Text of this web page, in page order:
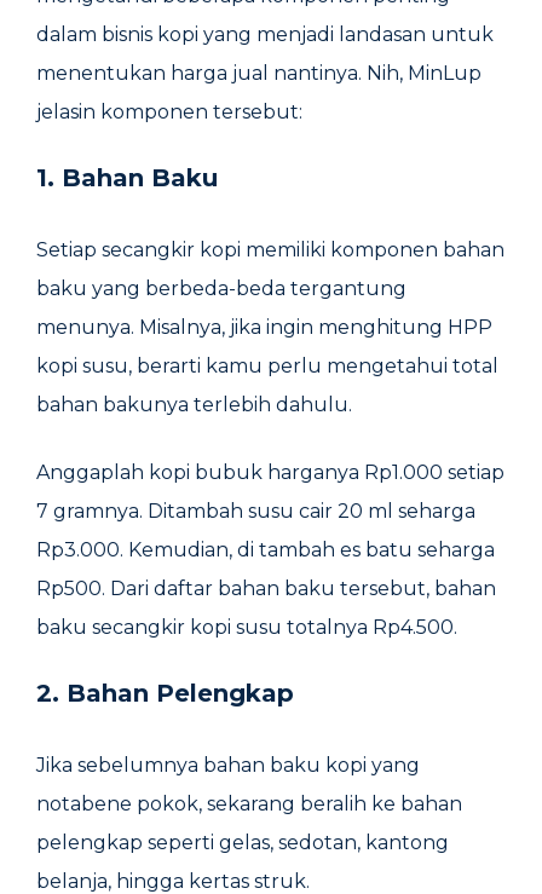
dalam bisnis kopi yang menjadi landasan untuk
menentukan harga jual nantinya. Nih, MinLup
jelasin komponen tersebut:
1. Bahan Baku
Setiap secangkir kopi memiliki komponen bahan
baku yang berbeda-beda tergantung
menunya. Misalnya, jika ingin menghitung HPP
kopi susu, berarti kamu perlu mengetahui total
bahan bakunya terlebih dahulu.
Anggaplah kopi bubuk harganya Rp1.000 setiap
7 gramnya. Ditambah susu cair 20 ml seharga
Rp3.000. Kemudian, di tambah es batu seharga
Rp500. Dari daftar bahan baku tersebut, bahan
baku secangkir kopi susu totalnya Rp4.500.
2. Bahan Pelengkap
Jika sebelumnya bahan baku kopi yang
notabene pokok, sekarang beralih ke bahan
pelengkap seperti gelas, sedotan, kantong
belanja, hingga kertas struk.